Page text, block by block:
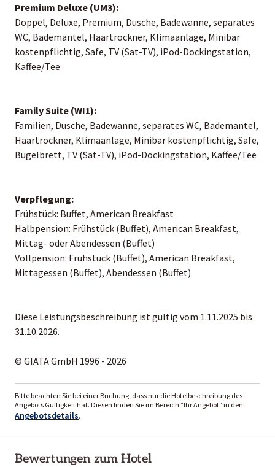
Premium Deluxe (UM3):
Doppel, Deluxe, Premium, Dusche, Badewanne, separates
WC, Bademantel, Haartrockner, Klimaanlage, Minibar
kostenpflichtig, Safe, TV (Sat-TV), iPod-Dockingstation,
Kaffee/Tee
Family Suite (WI1):
Familien, Dusche, Badewanne, separates WC, Bademantel,
Haartrockner, Klimaanlage, Minibar kostenpflichtig, Safe,
Bügelbrett, TV (Sat-TV), iPod-Dockingstation, Kaffee/Tee
Verpflegung:
Frühstück: Buffet, American Breakfast
Halbpension: Frühstück (Buffet), American Breakfast,
Mittag- oder Abendessen (Buffet)
Vollpension: Frühstück (Buffet), American Breakfast,
Mittagessen (Buffet), Abendessen (Buffet)
Diese Leistungsbeschreibung ist gültig vom 1.11.2025 bis
31.10.2026.
© GIATA GmbH 1996 - 2026
Bitte beachten Sie bei einer Buchung, dass nur die Hotelbeschreibung des
Angebots Gültigkeit hat. Diesen finden Sie im Bereich “Ihr Angebot” in den
Angebotsdetails.
Bewertungen zum Hotel